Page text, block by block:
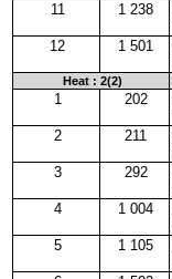
11 1 238
12 1 501
Heat : 2(2)
1 202
2 211
3 292
4 1 004
5 1 105